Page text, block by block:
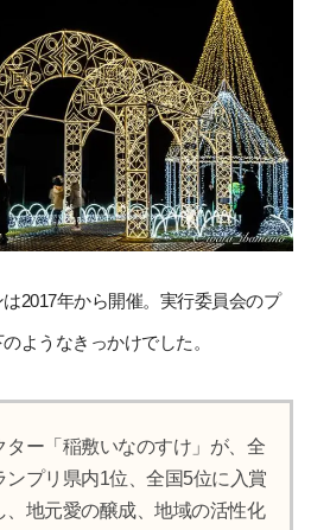
2017年から開催。実行委員会のプ
ようなきっかけでした。
ター「稲敷いなのすけ」が、全
ンプリ県内1位、全国5位に入賞
、地元愛の醸成、地域の活性化